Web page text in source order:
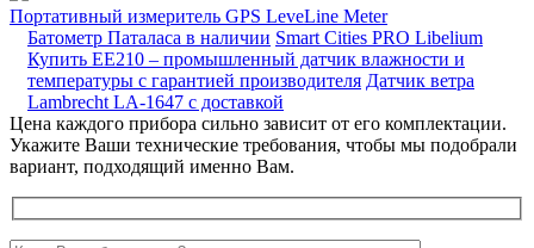
Портативный измеритель GPS LeveLine Meter
Батометр Паталаса в наличии Smart Cities PRO Libelium
Купить ЕЕ210 – промышленный датчик влажности и
температуры с гарантией производителя Датчик ветра
Lambrecht LA-1647 с доставкой
Цена каждого прибора сильно зависит от его комплектации.
Укажите Ваши технические требования, чтобы мы подобрали
вариант, подходящий именно Вам.